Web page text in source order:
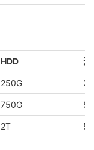
HDD 流
250G 2T
750G 5T
2T 5T